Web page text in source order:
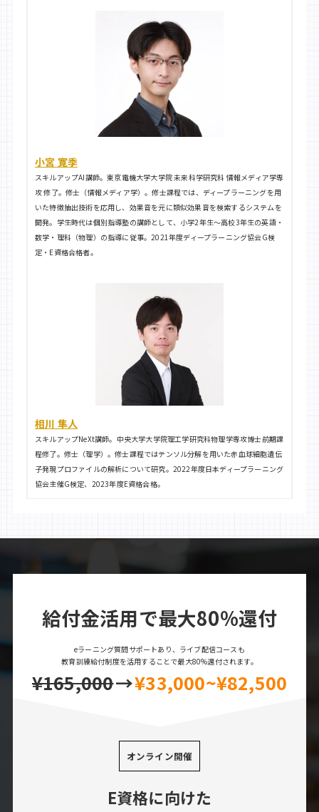
小宮 寛季
スキルアップAI講師。東京電機大学大学院 未来科学研究科 情報メディア学専
攻 修了。修士（情報メディア学）。修士課程では、ディープラーニングを用
いた特徴抽出技術を応用し、効果音を元に類似効果音を検索するシステムを
開発。学生時代は個別指導塾の講師として、小学2年生〜高校3年生の英語・
数学・理科（物理）の指導に従事。2021年度ディープラーニング協会G検
定・E資格合格者。
相川 隼人
スキルアップNeXt講師。中央大学大学院理工学研究科物理学専攻博士前期課
程修了。修士（理学）。修士課程ではテンソル分解を用いた赤血球細胞遺伝
子発現プロファイルの解析について研究。2022年度日本ディープラーニング
協会主催G検定、2023年度E資格合格。
給付金活用で最大80%還付
eラーニング質問サポートあり、ライブ配信コースも
教育訓練給付制度を活用することで最大80%還付されます。
¥165,000→¥33,000~¥82,500
オンライン開催
E資格に向けた